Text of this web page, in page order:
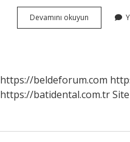
Devamını okuyun
Koreye
https://beldeforum.com
https://batidental.com.tr